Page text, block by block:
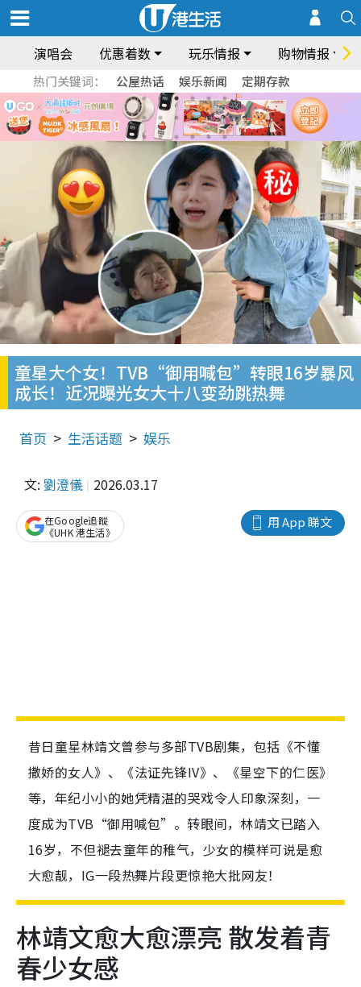
演唱会 优惠着数 玩乐情报 购物情报
热门关键词： 公屋热话 娱乐新闻 定期存款
童星大个女！TVB“御用喊包”转眼16岁暴风
成长！近况曝光女大十八变劲跳热舞
首页 生活话题 娱乐
文: 劉澄儀 2026.03.17
用 App 睇文
在Google追蹤
《UHK 港生活》
昔日童星林靖文曾参与多部TVB剧集，包括《不懂
撒娇的女人》、《法证先锋IV》、《星空下的仁医》
等，年纪小小的她凭精湛的哭戏令人印象深刻，一
度成为TVB“御用喊包”。转眼间，林靖文已踏入
16岁，不但褪去童年的稚气，少女的模样可说是愈
大愈靓，IG一段热舞片段更惊艳大批网友！
林靖文愈大愈漂亮 散发着青
春少女感